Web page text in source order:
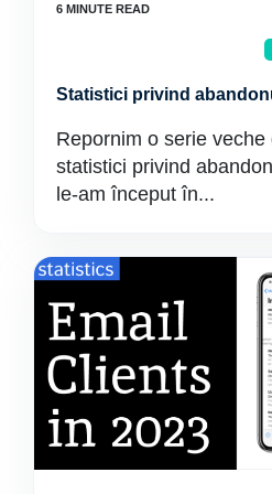
Statistici privind
Repornim o serie veche
statistici privind
le-am început în...